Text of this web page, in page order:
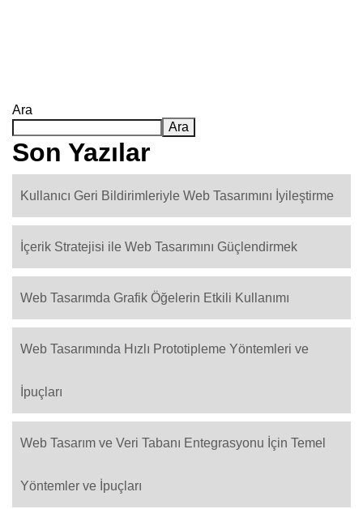
Ara
Ara
Son Yazılar
Kullanıcı Geri Bildirimleriyle Web Tasarımını İyileştirme
İçerik Stratejisi ile Web Tasarımını Güçlendirmek
Web Tasarımda Grafik Öğelerin Etkili Kullanımı
Web Tasarımında Hızlı Prototipleme Yöntemleri ve
İpuçları
Web Tasarım ve Veri Tabanı Entegrasyonu İçin Temel
Yöntemler ve İpuçları